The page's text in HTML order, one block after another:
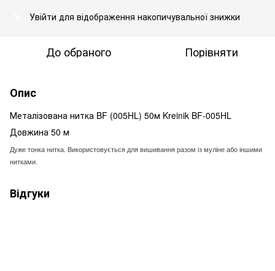
Увійти для відображення накопичувальної знижки
До обраного Порівняти
Опис
Металізована нитка BF (005HL) 50м Kreinik BF-005HL
Довжина 50 м
Дуже тонка нитка. Використовується для вишивання разом із муліне або іншими
нитками.
Відгуки